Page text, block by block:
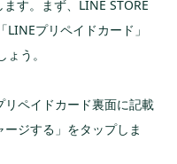
す。まず、LINE STORE
プリペイドカード」
う。
リペイドカード裏面に記載
ジする」をタップしま